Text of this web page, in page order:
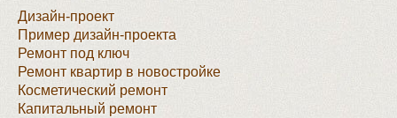
Дизайн-проект
Пример дизайн-проекта
Ремонт под ключ
Ремонт квартир в новостройке
Косметический ремонт
Капитальный ремонт